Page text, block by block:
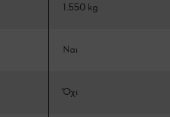
1.550 kg
Ναι
Όχι